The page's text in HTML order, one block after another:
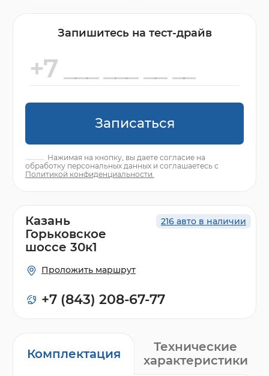
Запишитесь на тест-драйв
Записаться
Нажимая на кнопку, вы даете согласие на
обработку персональных данных и соглашаетесь с
Политикой конфиденциальности.
Комплектация
Технические
характеристики
216 авто в наличии
Казань
Горьковское
шоссе 30к1
Проложить маршрут
+7 (843) 208-67-77